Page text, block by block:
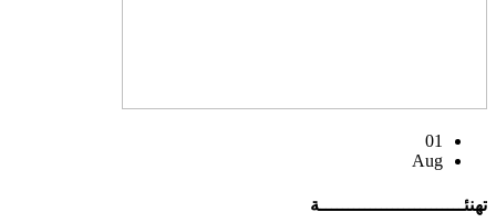
01
Aug
تهنئــــــــــــــــــــــــــة